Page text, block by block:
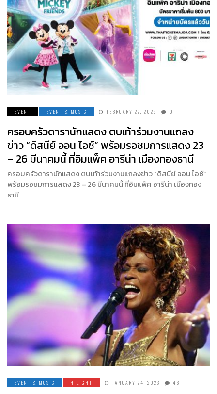
EVENT EVENT & MUSIC FEBRUARY 22, 2023 0
ครอบครัวดารานักแสดง ตบเท้าร่วมงานแถลง
ข่าว “ดิสนีย์ ออน ไอซ์” พร้อมรอชมการแสดง 23
– 26 มีนาคมนี้ ที่อิมแพ็ค อารีน่า เมืองทองธานี
ครอบครัวดารานักแสดง ตบเท้าร่วมงานแถลงข่าว “ดิสนีย์ ออน ไอซ์”
พร้อมรอชมการแสดง 23 – 26 มีนาคมนี้ ที่อิมแพ็ค อารีน่า เมืองทอง
ธานี
EVENT & MUSIC HILIGHT JANUARY 24, 2023 46